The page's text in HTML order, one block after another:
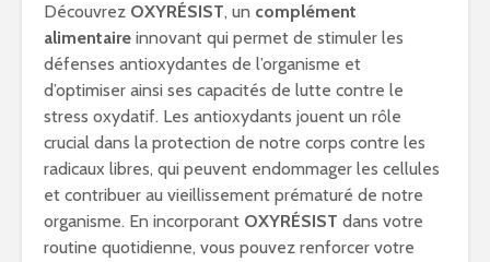
Découvrez OXYRÉSIST, un complément
alimentaire innovant qui permet de stimuler les
défenses antioxydantes de l’organisme et
d’optimiser ainsi ses capacités de lutte contre le
stress oxydatif. Les antioxydants jouent un rôle
crucial dans la protection de notre corps contre les
radicaux libres, qui peuvent endommager les cellules
et contribuer au vieillissement prématuré de notre
organisme. En incorporant OXYRÉSIST dans votre
routine quotidienne, vous pouvez renforcer votre